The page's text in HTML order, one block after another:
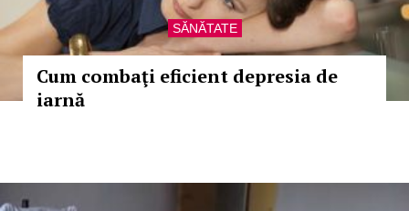
SĂNĂTATE
Cum combaţi eficient depresia de
iarnă